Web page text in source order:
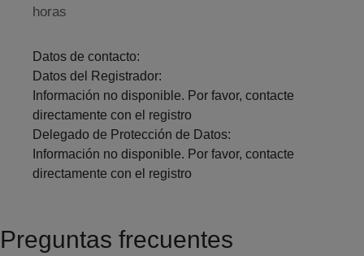
horas
Datos de contacto:
Datos del Registrador:
Información no disponible. Por favor, contacte
directamente con el registro
Delegado de Protección de Datos:
Información no disponible. Por favor, contacte
directamente con el registro
Preguntas frecuentes